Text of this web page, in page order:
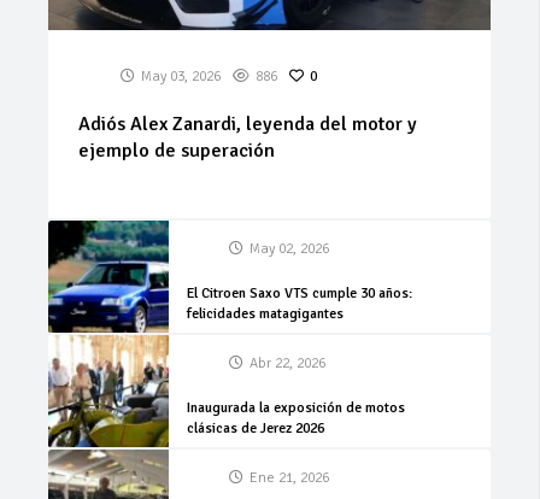
May 03, 2026 886 0
Adiós Alex Zanardi, leyenda del motor y
ejemplo de superación
May 02, 2026
El Citroen Saxo VTS cumple 30 años:
felicidades matagigantes
Abr 22, 2026
Inaugurada la exposición de motos
clásicas de Jerez 2026
Ene 21, 2026